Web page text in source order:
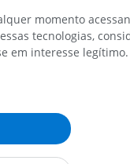
do membro
momento
tecnologias,
em interesse legítimo.